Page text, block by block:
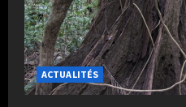
ACTUALITÉS